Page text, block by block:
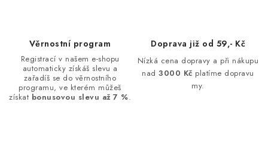
Věrnostní program
Registrací v našem e-shopu
automaticky získáš slevu a
zařadíš se do věrnostního
programu, ve kterém můžeš
získat bonusovou slevu až 7 %.
Doprava již od 59,- Kč
Nízká cena dopravy a při nákupu
nad3000 Kč platíme dopravu
my.